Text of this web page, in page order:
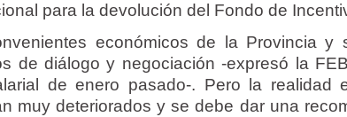
para la devolución del Fondo de
económicos de la Provincia y
de diálogo y negociación -expresó la
de enero pasado-. Pero la realidad
muy deteriorados y se debe dar una